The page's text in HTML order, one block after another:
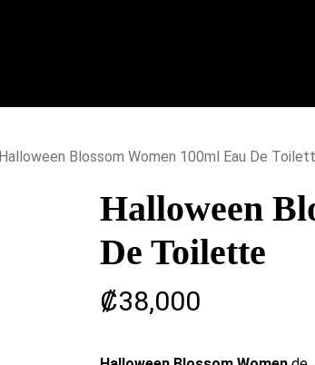
Halloween Blossom Women 100ml Eau De
Halloween
De Toilette
₡38,000